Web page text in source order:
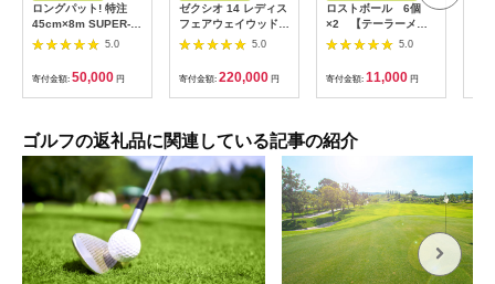
ロングパット! 特注
45cm×8m SUPER-
BENT スーパーベント
パターマットと練習用
具3種 【パターマット
工房PROゴルフショ
ップ】 [ATAG046] ゴ
ルフ用品 ゴルフ場 ス
ポーツ マット 練習 日
本製 高品質 人気 ベス
トセラー 高知
5.0
寄付金額: 50,000 円
ゼクシオ 14 レディス
フェアウェイウッド
ブルー【5/L】《2025
年モデル》_IG-C703-
5L _(都城市)ダンロッ
プ ゼクシオ 14シリー
ズ 2025年モデル フェ
MP1400L カーボンシ
ャフト レディス ゴル
フ用品 スポーツ用品
日本製 MADE IN
JAPAN 国産 ゴルフク
ラブ
5.0
寄付金額: 220,000 円
ロストボール 6個
×2 【テーラーメイ
ド TP5・X シリー
ズ】(色・柄指定不可)
他ブランドあり ゴル
フ ゴルフボール ボー
ル洗浄選別済み 練習
フル 送料無料
5.0
寄付金額: 11,000 円
ゴルフの返礼品に関連している記事の紹介